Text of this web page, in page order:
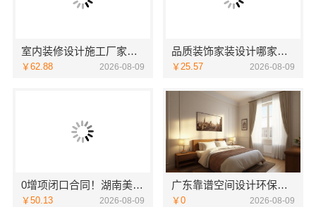
室内装修设计施工厂家江西圣匠新型环保材料有限公司
￥62.88 2026-08-09
品质装饰家装设计哪家好，佛山市雅居美家建筑装饰工程有限公司设计施工一体化
￥25.57 2026-08-09
0增项闭口合同！湖南美学筑家建材有限公司局部改造更省心
￥50.13 2026-08-09
广东靠谱空间设计环保材料广东鼎饰空间装饰工程有限公司
￥0 2026-08-09